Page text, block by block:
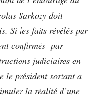
Sarkozy doit
Si les faits révélés par
confirmés par
judiciaires en
le président sortant a
la réalité d’une